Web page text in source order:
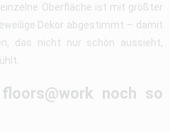
Oberfläche ist mit größter
Dekor abgestimmt – damit
das nicht nur schön aussieht,
noch so